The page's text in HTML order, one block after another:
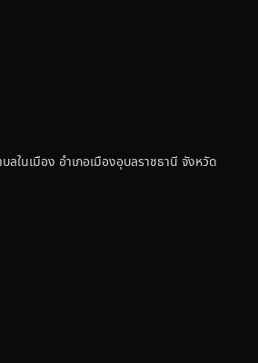
ในเมือง อำเภอเมืองอุบลราชธานี จังหวัด